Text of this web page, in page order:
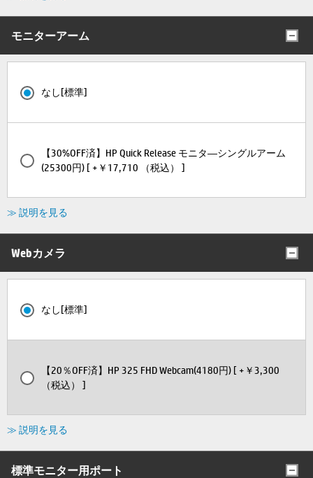
モニターアーム
なし[標準]
【30%OFF済】HP Quick Release モニタ―シングルアーム
(25300円) [ +￥17,710 （税込） ]
≫ 説明を見る
Webカメラ
なし[標準]
【20％OFF済】HP 325 FHD Webcam(4180円) [ +￥3,300
（税込） ]
≫ 説明を見る
標準モニター用ポート